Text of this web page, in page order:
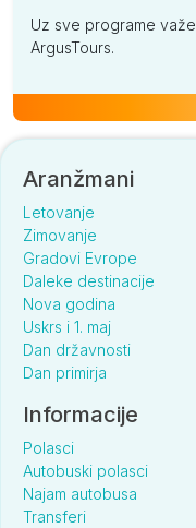
Uz sve programe važe
ArgusTours.
Aranžmani
Letovanje
Zimovanje
Gradovi Evrope
Daleke destinacije
Nova godina
Uskrs i 1. maj
Dan državnosti
Dan primirja
Informacije
Polasci
Autobuski polasci
Najam autobusa
Transferi